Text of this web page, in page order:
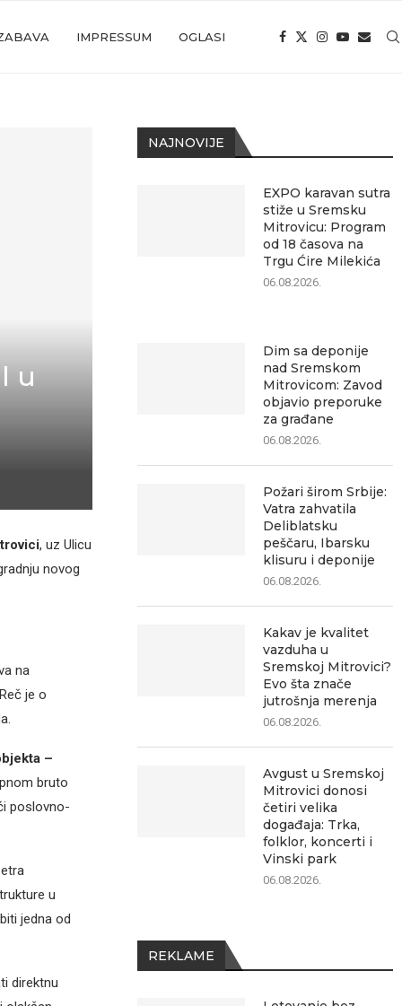
IMPRESSUM OGLASI
u
, uz Ulicu
novog
na
je o
–
bruto
poslovno-
u
jedna od
direktnu
NAJNOVIJE
EXPO karavan sutra
stiže u Sremsku
Mitrovicu: Program
od 18 časova na
Trgu Ćire Milekića
06.08.2026.
Dim sa deponije
nad Sremskom
Mitrovicom: Zavod
objavio preporuke
za građane
06.08.2026.
Požari širom Srbije:
Vatra zahvatila
Deliblatsku
peščaru, Ibarsku
klisuru i deponije
06.08.2026.
Kakav je kvalitet
vazduha u
Sremskoj Mitrovici?
Evo šta znače
jutrošnja merenja
06.08.2026.
Avgust u Sremskoj
Mitrovici donosi
četiri velika
događaja: Trka,
folklor, koncerti i
Vinski park
06.08.2026.
REKLAME